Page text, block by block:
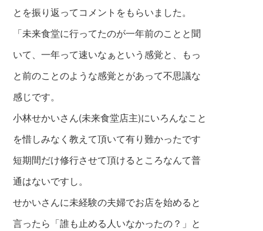
とを振り返ってコメントをもらいました。
「未来食堂に行ってたのが一年前のことと聞
いて、一年って速いなぁという感覚と、もっ
と前のことのような感覚とがあって不思議な
感じです。
小林せかいさん(未来食堂店主)にいろんなこと
を惜しみなく教えて頂いて有り難かったです
短期間だけ修行させて頂けるところなんて普
通はないですし。
せかいさんに未経験の夫婦でお店を始めると
言ったら「誰も止める人いなかったの？」と